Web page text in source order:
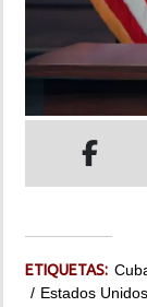
MULTIMEDIA
IMPRESO
ETIQUETAS:
Estados Unidos